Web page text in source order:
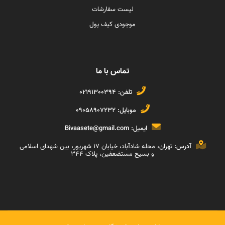
لیست سفارشات
موجودی کیف پول
تماس با ما
تلفن: 02191300394
موبایل: 09058907232
ایمیل: Bivaasete@gmail.com
آدرس:
تهران، محله شادآباد، خیابان ١٧ شهریور، بین شهدای اسلامی
و بسیج مستضعفین، پلاک ۳۴۴